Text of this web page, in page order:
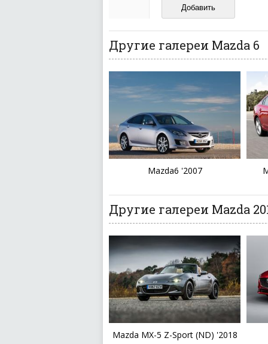
И запаситесь терпением,
ваш отзыв может
Другие галереи Mazda 6
Mazda6 '2007
Другие галереи Mazda
Mazda MX-5 Z-Sport (ND) '2018